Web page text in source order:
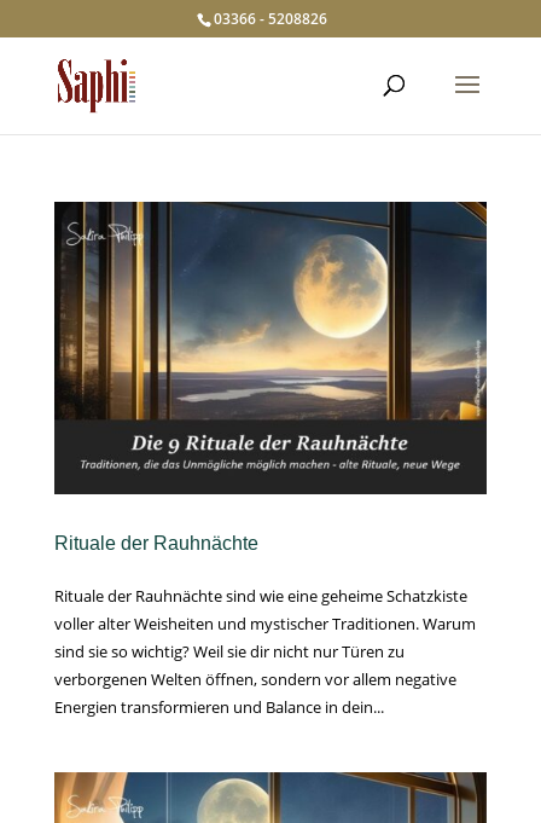
03366 - 5208826
Rituale der Rauhnächte
Rituale der Rauhnächte sind wie eine geheime Schatzkiste
voller alter Weisheiten und mystischer Traditionen. Warum
sind sie so wichtig? Weil sie dir nicht nur Türen zu
verborgenen Welten öffnen, sondern vor allem negative
Energien transformieren und Balance in dein...